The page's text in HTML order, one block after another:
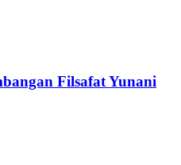
Filsafat Yunani